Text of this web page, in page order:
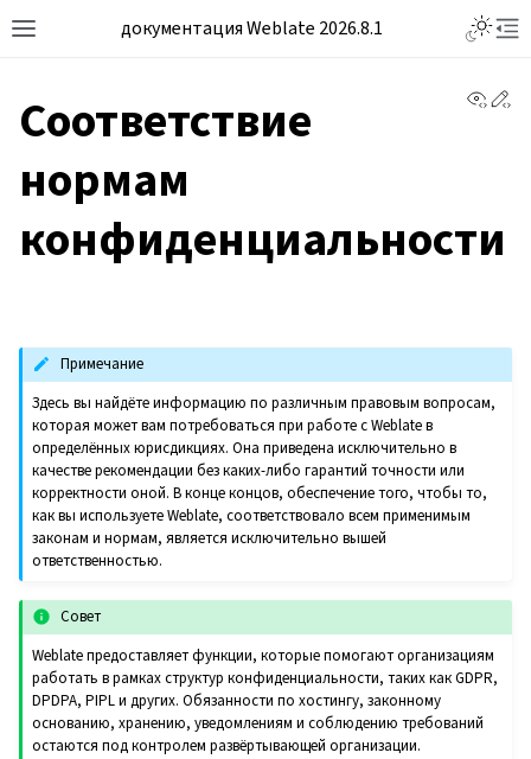
документация Weblate 2026.8.1
Соответствие
нормам
конфиденциальности
Примечание
Здесь вы найдёте информацию по различным правовым вопросам,
которая может вам потребоваться при работе с Weblate в
определённых юрисдикциях. Она приведена исключительно в
качестве рекомендации без каких-либо гарантий точности или
корректности оной. В конце концов, обеспечение того, чтобы то,
как вы используете Weblate, соответствовало всем применимым
законам и нормам, является исключительно вышей
ответственностью.
Совет
Weblate предоставляет функции, которые помогают организациям
работать в рамках структур конфиденциальности, таких как GDPR,
DPDPA, PIPL и других. Обязанности по хостингу, законному
основанию, хранению, уведомлениям и соблюдению требований
остаются под контролем развёртывающей организации.